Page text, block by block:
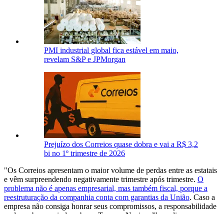
PMI industrial global fica estável em maio,
revelam S&P e JPMorgan
Prejuízo dos Correios quase dobra e vai a R$ 3,2
bi no 1º trimestre de 2026
"Os Correios apresentam o maior volume de perdas entre as estatais
e vêm surpreendendo negativamente trimestre após trimestre. O
problema não é apenas empresarial, mas também fiscal, porque a
reestruturação da companhia conta com garantias da União. Caso a
empresa não consiga honrar seus compromissos, a responsabilidade